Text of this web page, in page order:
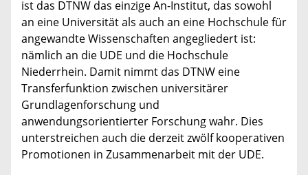
ist das DTNW das einzige An-Institut, das sowohl
an eine Universität als auch an eine Hochschule für
angewandte Wissenschaften angegliedert ist:
nämlich an die UDE und die Hochschule
Niederrhein. Damit nimmt das DTNW eine
Transferfunktion zwischen universitärer
Grundlagenforschung und
anwendungsorientierter Forschung wahr. Dies
unterstreichen auch die derzeit zwölf kooperativen
Promotionen in Zusammenarbeit mit der UDE.